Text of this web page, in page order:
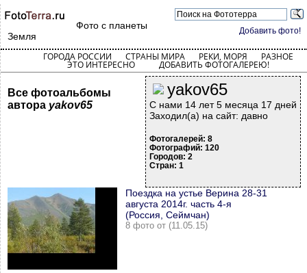
Добавить фото!
Фото с планеты
Земля
ГОРОДА РОССИИ СТРАНЫ МИРА РЕКИ, МОРЯ РАЗНОЕ
ЭТО ИНТЕРЕСНО ДОБАВИТЬ ФОТОГАЛЕРЕЮ!
yakov65
С нами 14 лет 5 месяца 17 дней
Заходил(а) на сайт: давно
Фотогалерей: 8
Фотографий: 120
Городов: 2
Стран: 1
Все фотоальбомы
автора yakov65
Поездка на устье Верина 28-31
августа 2014г. часть 4-я
(Россия, Сеймчан)
8 фото от (11.05.15)